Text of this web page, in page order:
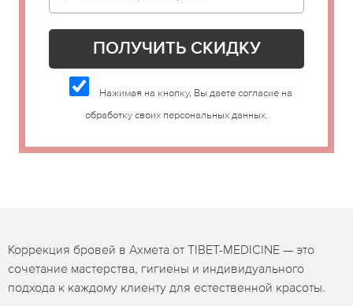
Нажимая на кнопку, Вы даете согласие на
обработку своих персональных данных.
Коррекция бровей в Ахмета от TIBET-MEDICINE — это
сочетание мастерства, гигиены и индивидуального
подхода к каждому клиенту для естественной красоты.